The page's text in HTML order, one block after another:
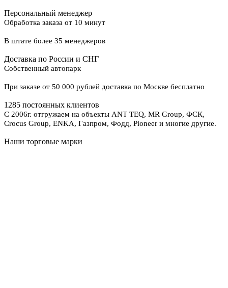
Персональный менеджер
Обработка заказа от 10 минут
В штате более 35 менеджеров
Доставка по России и СНГ
Собственный автопарк
При заказе от 50 000 рублей доставка по Москве бесплатно
1285 постоянных клиентов
С 2006г. отгружаем на объекты ANT TEQ, MR Group, ФСК,
Crocus Group, ENKA, Газпром, Фодд, Pioneer и многие другие.
Наши торговые марки